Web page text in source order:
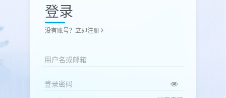
登录
没有账号？立即注册
用户名或邮箱
登录密码